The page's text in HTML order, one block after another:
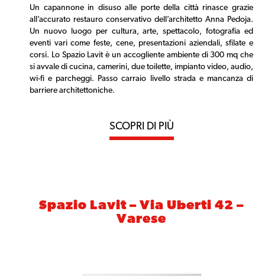
Un capannone in disuso alle porte della città rinasce grazie
all’accurato restauro conservativo dell’architetto Anna Pedoja.
Un nuovo luogo per cultura, arte, spettacolo, fotografia ed
eventi vari come feste, cene, presentazioni aziendali, sfilate e
corsi. Lo Spazio Lavit è un accogliente ambiente di 300 mq che
si avvale di cucina, camerini, due toilette, impianto video, audio,
wi-fi e parcheggi. Passo carraio livello strada e mancanza di
barriere architettoniche.
SCOPRI DI PIÙ
Spazio Lavit – Via Uberti 42 –
Varese